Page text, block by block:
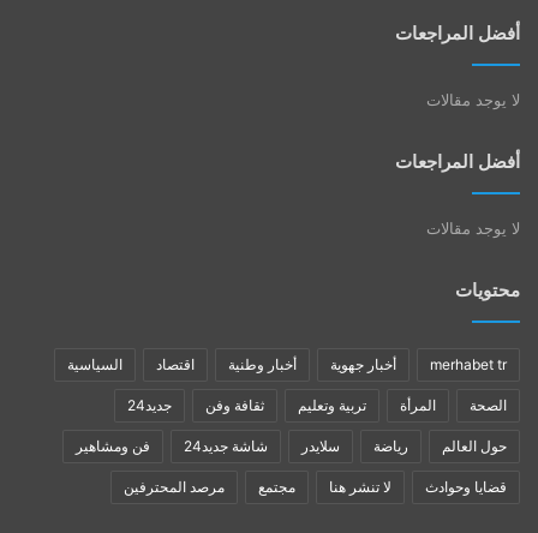
أفضل المراجعات
لا يوجد مقالات
أفضل المراجعات
لا يوجد مقالات
محتويات
merhabet tr أخبار جهوية أخبار وطنية اقتصاد السياسية
الصحة المرأة تربية وتعليم ثقافة وفن جديد24
حول العالم رياضة سلايدر شاشة جديد24 فن ومشاهير
قضايا وحوادث لا تنشر هنا مجتمع مرصد المحترفين